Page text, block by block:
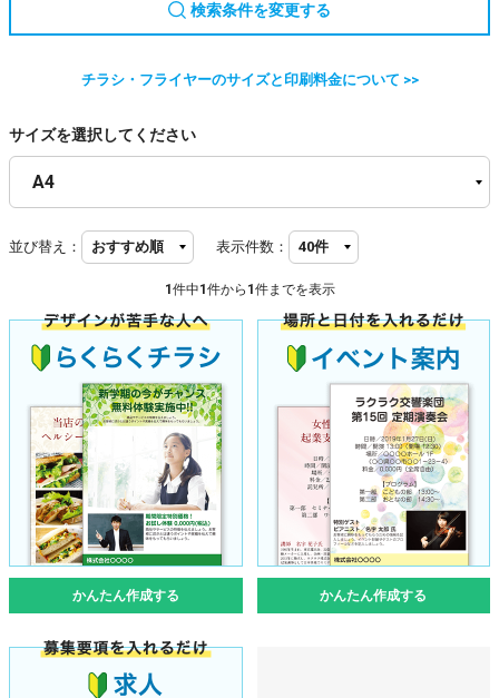
検索条件を変更する
チラシ・フライヤーのサイズと印刷料金について >>
サイズを選択してください
並び替え： 表示件数：
1 件中1 件から 1 件までを表示
かんたん作成する かんたん作成する